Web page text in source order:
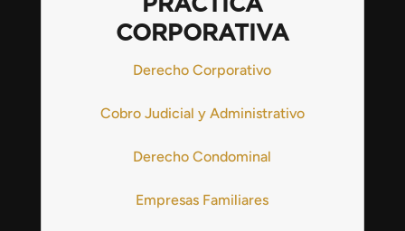
CORPORATIVA
Derecho Corporativo
Cobro Judicial y Administrativo
Derecho Condominal
Empresas Familiares